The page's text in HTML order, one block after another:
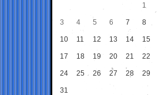
1
3 4 5 6 7 8
10 11 12 13 14 15
17 18 19 20 21 22
24 25 26 27 28 29
31